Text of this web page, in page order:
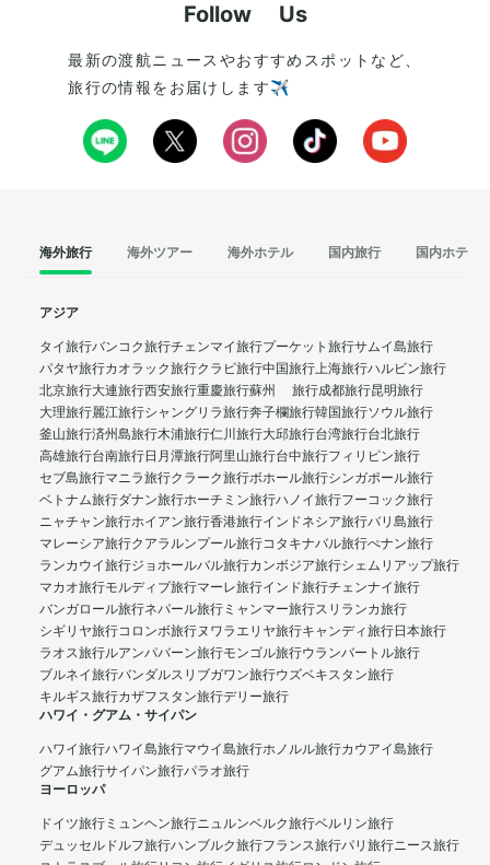
Follow Us
最新の渡航ニュースやおすすめスポットなど、
旅行の情報をお届けします✈️
海外旅行 海外ツアー 海外ホテル 国内旅行 国内ホテル
アジア
タイ旅行バンコク旅行チェンマイ旅行プーケット旅行サムイ島旅行
パタヤ旅行カオラック旅行クラビ旅行中国旅行上海旅行ハルビン旅行
北京旅行大連旅行西安旅行重慶旅行蘇州 旅行成都旅行昆明旅行
大理旅行麗江旅行シャングリラ旅行奔子欄旅行韓国旅行ソウル旅行
釜山旅行済州島旅行木浦旅行仁川旅行大邱旅行台湾旅行台北旅行
高雄旅行台南旅行日月潭旅行阿里山旅行台中旅行フィリピン旅行
セブ島旅行マニラ旅行クラーク旅行ボホール旅行シンガポール旅行
ベトナム旅行ダナン旅行ホーチミン旅行ハノイ旅行フーコック旅行
ニャチャン旅行ホイアン旅行香港旅行インドネシア旅行バリ島旅行
マレーシア旅行クアラルンプール旅行コタキナバル旅行ぺナン旅行
ランカウイ旅行ジョホールバル旅行カンボジア旅行シェムリアップ旅行
マカオ旅行モルディブ旅行マーレ旅行インド旅行チェンナイ旅行
バンガロール旅行ネパール旅行 ミャンマー旅行スリランカ旅行
シギリヤ旅行コロンボ旅行ヌワラエリヤ旅行キャンディ旅行日本旅行
ラオス旅行ルアンパバーン旅行モンゴル旅行ウランバートル旅行
ブルネイ旅行バンダルスリブガワン旅行ウズベキスタン旅行
キルギス旅行カザフスタン旅行デリー旅行
ハワイ・グアム・サイパン
ハワイ旅行ハワイ島旅行マウイ島旅行ホノルル旅行カウアイ島旅行
グアム旅行サイパン旅行パラオ旅行
ヨーロッパ
ドイツ旅行 ミュンヘン旅行ニュルンベルク旅行ベルリン旅行
デュッセルドルフ旅行ハンブルク旅行フランス旅行パリ旅行ニース旅行